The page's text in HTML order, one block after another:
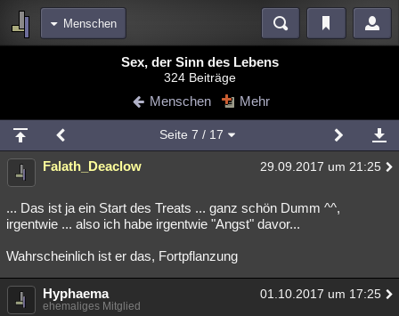
Menschen
Blogs Videos
Chat Wiki Neuigkeiten
meine Rubriken
Menschen Wissenschaft Mystery Kriminalfälle
Spiritualität Verschwörungen Technologie Ufologie
Philosophie Träume Literatur
Sex, der Sinn des Lebens
324 Beiträge
Menschen Mehr
Seite 7 / 17
Falath_Deaclow 29.09.2017 um 21:25
... Das ist ja ein Start des Treats ... ganz schön Dumm ^^,
irgentwie ... also ich habe irgentwie "Angst" davor...
Wahrscheinlich ist er das, Fortpflanzung
Hyphaema 01.10.2017 um 17:25
ehemaliges Mitglied